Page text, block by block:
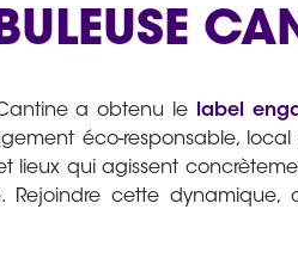
a obtenu le label
éco-responsable,
lieux qui agissent
Rejoindre cette dynamique,